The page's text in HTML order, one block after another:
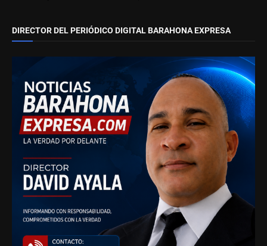
DIRECTOR DEL PERIÓDICO DIGITAL BARAHONA EXPRESA